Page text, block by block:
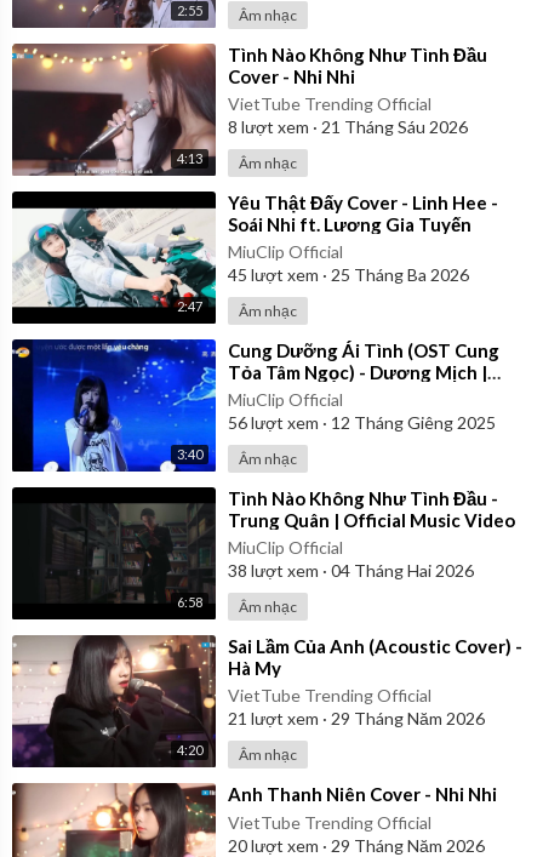
2:55 Âm nhạc
4:13
⁣Tình Nào Không Như Tình Đầu
Cover - Nhi Nhi
VietTube Trending Official
8 lượt xem · 21 Tháng Sáu 2026
Âm nhạc
2:47
⁣Yêu Thật Đấy Cover - Linh Hee -
Soái Nhi ft. Lương Gia Tuyến
MiuClip Official
45 lượt xem · 25 Tháng Ba 2026
Âm nhạc
3:40
⁣Cung Dưỡng Ái Tình (OST Cung
Tỏa Tâm Ngọc) - Dương Mịch |
Vietsub
MiuClip Official
56lượt xem · 12 Tháng Giêng 2025
Âm nhạc
6:58
⁣Tình Nào Không Như Tình Đầu -
Trung Quân | Official Music Video
MiuClip Official
38 lượt xem · 04 Tháng Hai 2026
Âm nhạc
4:20
⁣Sai Lầm Của Anh (Acoustic Cover) -
Hà My
VietTube Trending Official
21 lượt xem · 29 Tháng Năm 2026
Âm nhạc
⁣Anh Thanh Niên Cover - Nhi Nhi
VietTube Trending Official
20lượt xem · 29 Tháng Năm 2026